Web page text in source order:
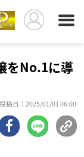
をNo.1に導
投稿日：2025/01/01 06:00